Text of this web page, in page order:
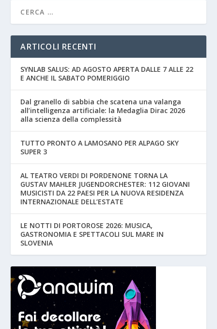
ARTICOLI RECENTI
SYNLAB SALUS: AD AGOSTO APERTA DALLE 7 ALLE 22
E ANCHE IL SABATO POMERIGGIO
Dal granello di sabbia che scatena una valanga
all’intelligenza artificiale: la Medaglia Dirac 2026
alla scienza della complessità
TUTTO PRONTO A LAMOSANO PER ALPAGO SKY
SUPER 3
AL TEATRO VERDI DI PORDENONE TORNA LA
GUSTAV MAHLER JUGENDORCHESTER: 112 GIOVANI
MUSICISTI DA 22 PAESI PER LA NUOVA RESIDENZA
INTERNAZIONALE DELL’ESTATE
LE NOTTI DI PORTOROSE 2026: MUSICA,
GASTRONOMIA E SPETTACOLI SUL MARE IN
SLOVENIA